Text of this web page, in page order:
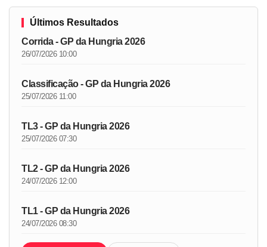
Últimos Resultados
Corrida - GP da Hungria 2026
26/07/2026 10:00
Classificação - GP da Hungria 2026
25/07/2026 11:00
TL3 - GP da Hungria 2026
25/07/2026 07:30
TL2 - GP da Hungria 2026
24/07/2026 12:00
TL1 - GP da Hungria 2026
24/07/2026 08:30